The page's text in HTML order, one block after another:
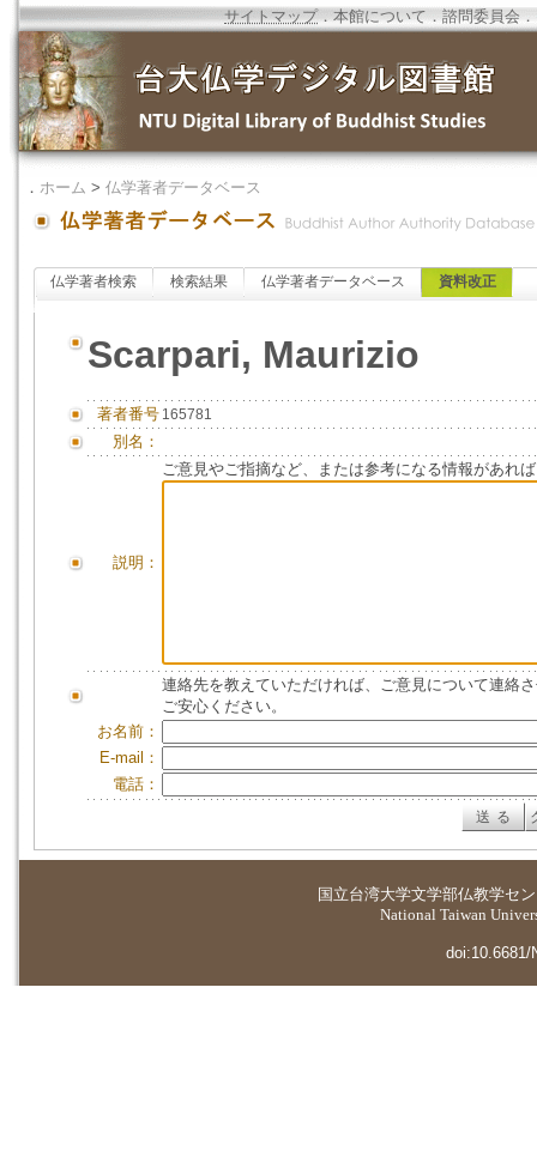
サイトマップ．本館について ．諮問委員会 ．
． ホーム > 仏学著者データベース
仏学著者検索 検索結果 仏学著者データベース 資料改正
Scarpari, Maurizio
著者番号 165781
別名：
説明：
ご意見やご指摘など、または参考になる情報があれ
連絡先を教えていただければ、ご意見について連絡
ご安心ください。
お名前：
E-mail：
電話：
国立台湾大学文学部仏教学セ
National Taiwan
doi:10.6681/